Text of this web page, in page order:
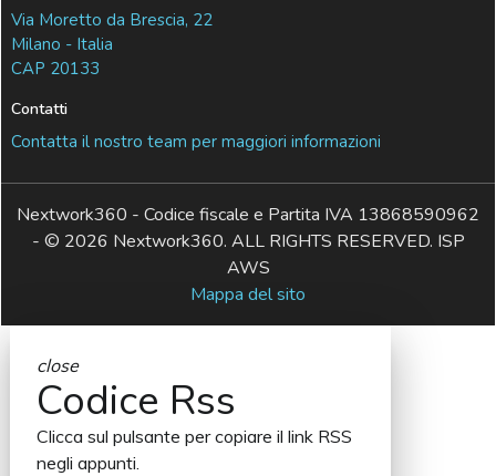
Via Moretto da Brescia, 22
Milano - Italia
CAP 20133
Contatti
Contatta il nostro team per maggiori informazioni
Nextwork360 - Codice fiscale e Partita IVA 13868590962
- © 2026 Nextwork360. ALL RIGHTS RESERVED. ISP
AWS
Mappa del sito
close
Codice Rss
Clicca sul pulsante per copiare il link RSS
negli appunti.